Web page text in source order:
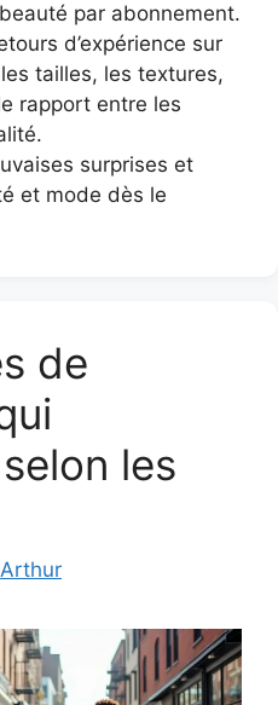
par abonnement.
d’expérience sur
tailles, les textures,
rapport entre les
surprises et
et mode dès le
de
les
Arthur